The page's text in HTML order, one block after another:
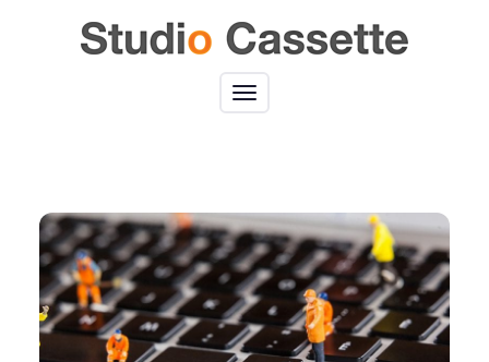
Toggle